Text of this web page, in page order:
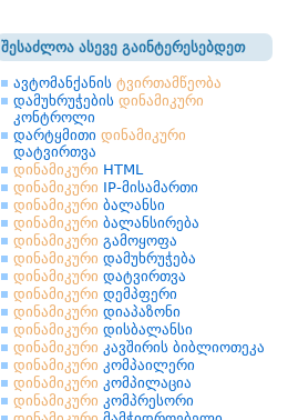
შესაძლოა ასევე გაინტერესებდეთ
ავტომანქანის ტვირთამწეობა
დამუხრუჭების დინამიკური
კონტროლი
დარტყმითი დინამიკური
დატვირთვა
დინამიკური HTML
დინამიკური IP-მისამართი
დინამიკური ბალანსი
დინამიკური ბალანსირება
დინამიკური გამოყოფა
დინამიკური დამუხრუჭება
დინამიკური დატვირთვა
დინამიკური დემპფერი
დინამიკური დიაპაზონი
დინამიკური დისბალანსი
დინამიკური კავშირის ბიბლიოთეკა
დინამიკური კომპაილერი
დინამიკური კომპილაცია
დინამიკური კომპრესორი